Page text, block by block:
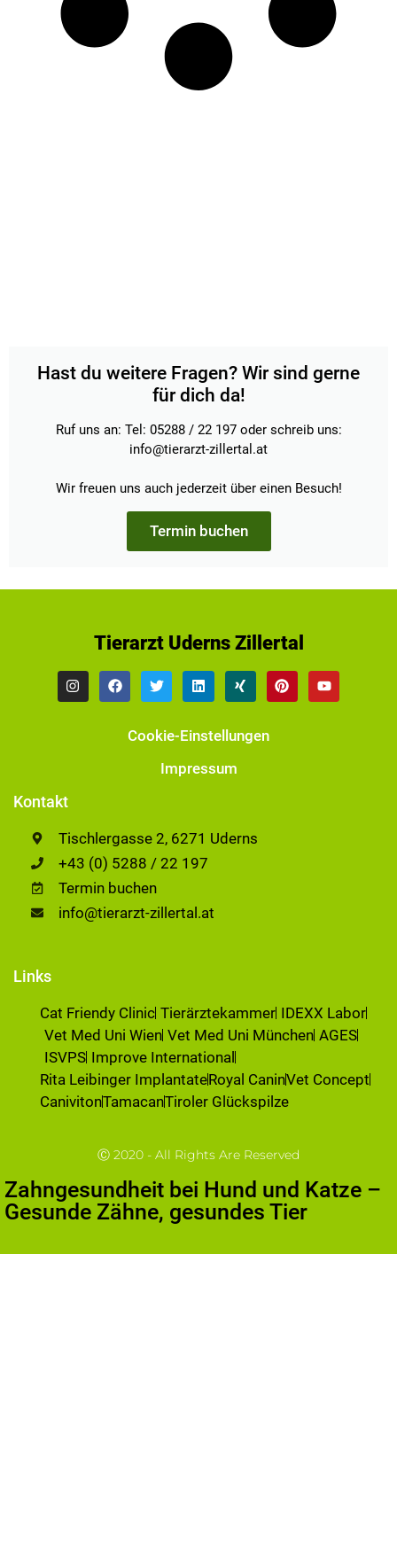
Hast du weitere Fragen? Wir sind gerne
für dich da!
Ruf uns an: Tel: 05288 / 22 197 oder schreib uns:
info@tierarzt-zillertal.at
Wir freuen uns auch jederzeit über einen Besuch!
Termin buchen
Tierarzt Uderns Zillertal
Cookie-Einstellungen
Impressum
Kontakt
Tischlergasse 2, 6271 Uderns
+43 (0) 5288 / 22 197
Termin buchen
info@tierarzt-zillertal.at
Links
Cat Friendy Clinic Tierärztekammer IDEXX Labor
Vet Med Uni Wien Vet Med Uni München AGES
ISVPS Improve International
Rita Leibinger ImplantateRoyal CaninVet Concept
CanivitonTamacanTiroler Glückspilze
Ⓒ 2020 - All Rights Are Reserved
Zahngesundheit bei Hund und Katze –
Gesunde Zähne, gesundes Tier